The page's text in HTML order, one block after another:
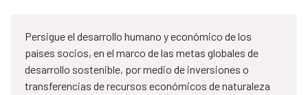
Persigue el desarrollo humano y económico de los
países socios, en el marco de las metas globales de
desarrollo sostenible, por medio de inversiones o
transferencias de recursos económicos de naturaleza